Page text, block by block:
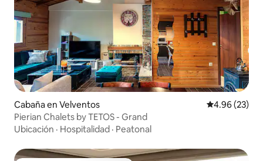
Cabaña en Velventos Calificación
4.96 (23)
Pierian Chalets by TETOS - Grand
Ubicación · Hospitalidad · Peatonal